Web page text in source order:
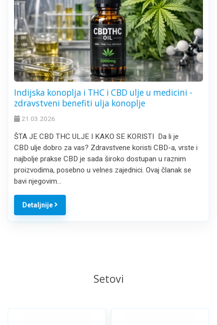
Indijska konoplja i THC i CBD ulje u medicini -
zdravstveni benefiti ulja konoplje
21.03.2026.
ŠTA JE CBD THC ULJE I KAKO SE KORISTI Da li je
CBD ulje dobro za vas? Zdravstvene koristi CBD-a, vrste i
najbolje prakse CBD je sada široko dostupan u raznim
proizvodima, posebno u velnes zajednici. Ovaj članak se
bavi njegovim…
Detaljnije
Setovi